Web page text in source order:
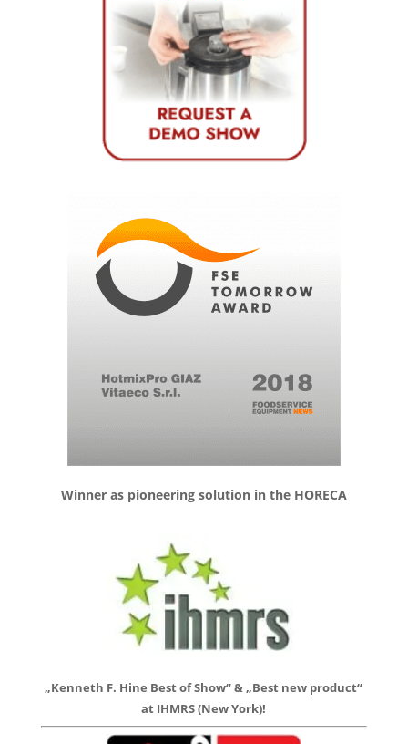
Winner as pioneering solution in the HORECA
„Kenneth F. Hine Best of Show“ & „Best new product“
at IHMRS (New York)!